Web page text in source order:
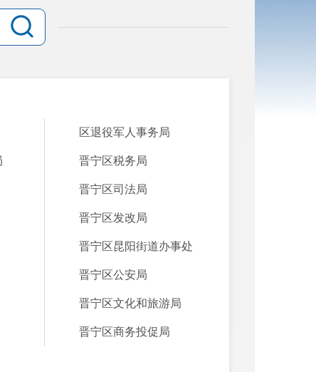
区退役军人事务局
晋宁区税务局
晋宁区司法局
晋宁区发改局
晋宁区昆阳街道办事处
晋宁区公安局
晋宁区文化和旅游局
晋宁区商务投促局